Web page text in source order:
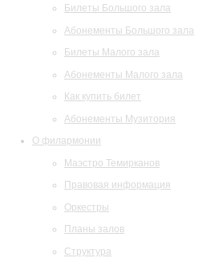
Билеты Большого зала
Абонементы Большого зала
Билеты Малого зала
Абонементы Малого зала
Как купить билет
Абонементы Музитория
О филармонии
Маэстро Темирканов
Правовая информация
Оркестры
Планы залов
Структура